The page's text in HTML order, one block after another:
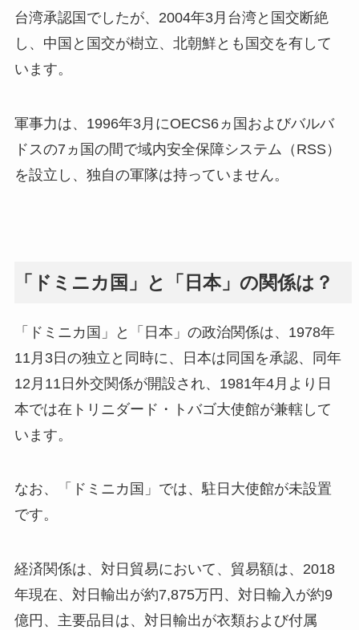
台湾承認国でしたが、2004年3月台湾と国交断絶
し、中国と国交が樹立、北朝鮮とも国交を有して
います。
軍事力は、1996年3月にOECS6ヵ国およびバルバ
ドスの7ヵ国の間で域内安全保障システム（RSS）
を設立し、独自の軍隊は持っていません。
「ドミニカ国」と「日本」の関係は？
「ドミニカ国」と「日本」の政治関係は、1978年
11月3日の独立と同時に、日本は同国を承認、同年
12月11日外交関係が開設され、1981年4月より日
本では在トリニダード・トバゴ大使館が兼轄して
います。
なお、「ドミニカ国」では、駐日大使館が未設置
です。
経済関係は、対日貿易において、貿易額は、2018
年現在、対日輸出が約7,875万円、対日輸入が約9
億円、主要品目は、対日輸出が衣類および付属